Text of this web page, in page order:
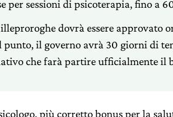
per sessioni di psicoterapia, fino a
dovrà essere approvato
punto, il governo avrà 30 giorni di
che farà partire ufficialmente il
più corretto bonus per la